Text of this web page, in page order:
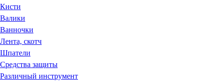
Кисти
Валики
Ванночки
Лента, скотч
Шпатели
Средства защиты
Различный инструмент